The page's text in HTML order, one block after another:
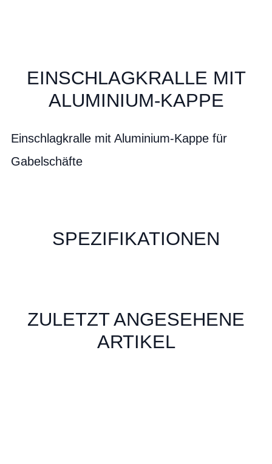
EINSCHLAGKRALLE MIT
ALUMINIUM-KAPPE
Einschlagkralle mit Aluminium-Kappe für
Gabelschäfte
SPEZIFIKATIONEN
ZULETZT ANGESEHENE
ARTIKEL